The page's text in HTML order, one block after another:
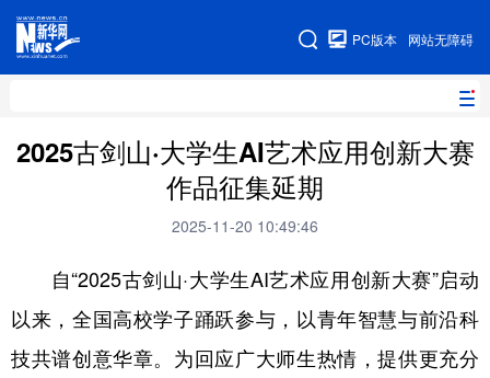
网站无障碍
PC版本
辽宁 吉林 上海 江苏
2025古剑山·大学生AI艺术应用创新大赛
作品征集延期
2025-11-20 10:49:46
自“2025古剑山·大学生AI艺术应用创新大赛”启动
以来，全国高校学子踊跃参与，以青年智慧与前沿科
技共谱创意华章。为回应广大师生热情，提供更充分